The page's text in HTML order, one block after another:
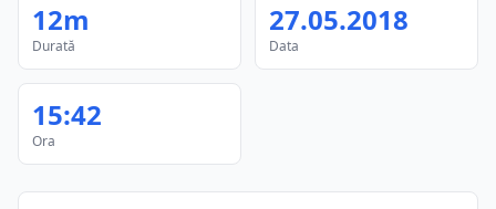
12m
Durată
27.05.2018
Data
15:42
Ora